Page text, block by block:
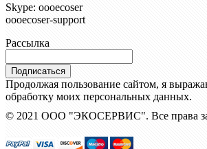
Skype: oooecoser
oooecoser-support
Рассылка
Подписаться
Продолжая пользование сайтом, я
обработку моих персональных данных.
© 2021 ООО "ЭКОСЕРВИС". Все права